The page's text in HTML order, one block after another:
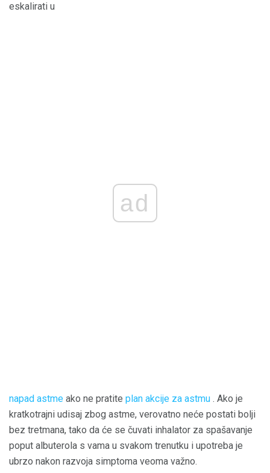
eskalirati u
ad
napad astme ako ne pratite plan akcije za astmu . Ako je
kratkotrajni udisaj zbog astme, verovatno neće postati bolji
bez tretmana, tako da će se čuvati inhalator za spašavanje
poput albuterola s vama u svakom trenutku i upotreba je
ubrzo nakon razvoja simptoma veoma važno.